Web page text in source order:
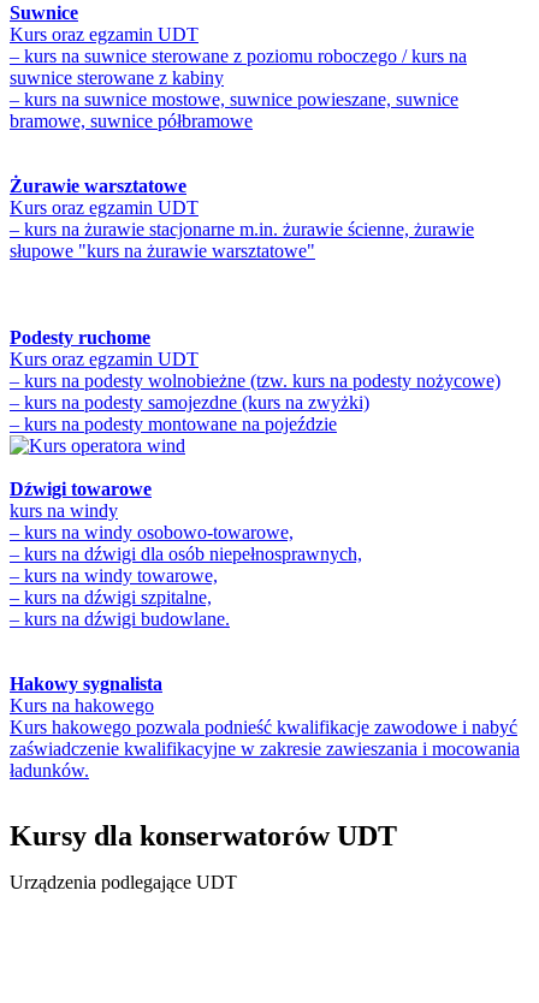
Suwnice
Kurs oraz egzamin UDT
– kurs na suwnice sterowane z poziomu roboczego / kurs na
suwnice sterowane z kabiny
– kurs na suwnice mostowe, suwnice powieszane, suwnice
bramowe, suwnice półbramowe
Żurawie warsztatowe
Kurs oraz egzamin UDT
– kurs na żurawie stacjonarne m.in. żurawie ścienne, żurawie
słupowe "kurs na żurawie warsztatowe"
Podesty ruchome
Kurs oraz egzamin UDT
– kurs na podesty wolnobieżne (tzw. kurs na podesty nożycowe)
– kurs na podesty samojezdne (kurs na zwyżki)
– kurs na podesty montowane na pojeździe
Dźwigi towarowe
kurs na windy
– kurs na windy osobowo-towarowe,
– kurs na dźwigi dla osób niepełnosprawnych,
– kurs na windy towarowe,
– kurs na dźwigi szpitalne,
– kurs na dźwigi budowlane.
Hakowy sygnalista
Kurs na hakowego
Kurs hakowego pozwala podnieść kwalifikacje zawodowe i nabyć
zaświadczenie kwalifikacyjne w zakresie zawieszania i mocowania
ładunków.
Kursy dla konserwatorów UDT
Urządzenia podlegające UDT